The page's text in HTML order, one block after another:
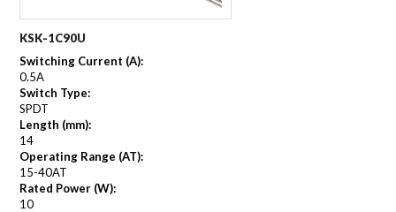
KSK-1C90U
Switching Current (A):
0.5A
Switch Type:
SPDT
Length (mm):
14
Operating Range (AT):
15-40AT
Rated Power (W):
10